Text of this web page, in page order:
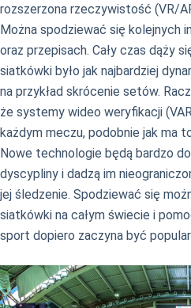
rozszerzona rzeczywistość (VR/
Można spodziewać się kolejnych
oraz przepisach. Cały czas dąży
siatkówki było jak najbardziej
na przykład skrócenie setów.
że systemy wideo weryfikacji
każdym meczu, podobnie jak ma
Nowe technologie będą bardzo
dyscypliny i dadzą im
jej śledzenie. Spodziewać się
siatkówki na całym świecie i
sport dopiero zaczyna być